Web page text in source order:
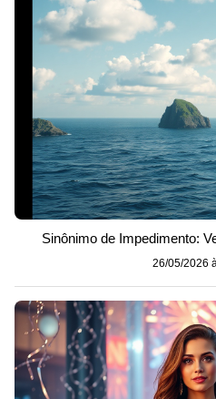
Sinônimo de Impedimento:
26/05/2026